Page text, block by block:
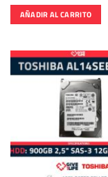
AÑADIR AL CARRITO